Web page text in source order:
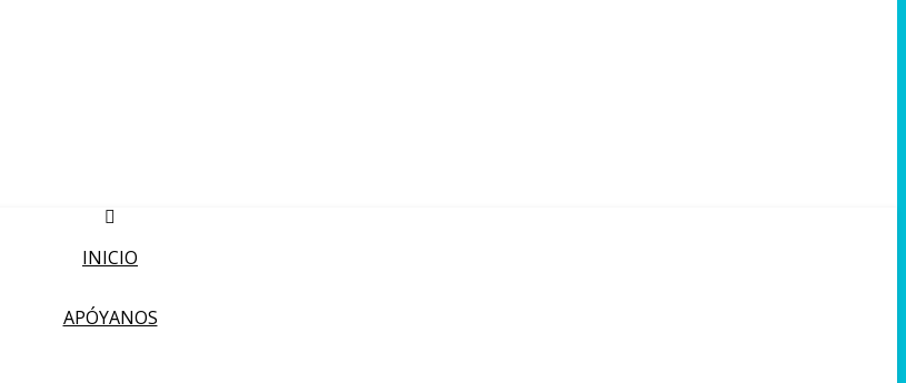
INICIO
APÓYANOS